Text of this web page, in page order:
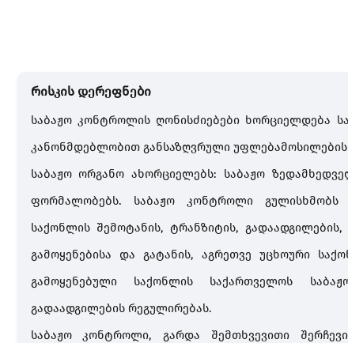
რისკის დერეფნები
საბაჟო კონტროლის ღონისძიებები ხორციელდება
კანონმდებლობით განსაზღვრული უფლებამოსილების
საბაჟო ორგანო ახორციელებს: საბაჟო
ფორმალობებს. საბაჟო კონტროლი გულისხმობს
საქონლის შემოტანის, ტრანზიტის, გადაადგილების,
გამოყენებისა
და გატანის, აგრეთვე უცხოური
გამოყენებული
საქონლის საქართველოს
გადაადგილების რეგულირებას.
საბაჟო
კონტროლი,გარდა შემთხვევითი